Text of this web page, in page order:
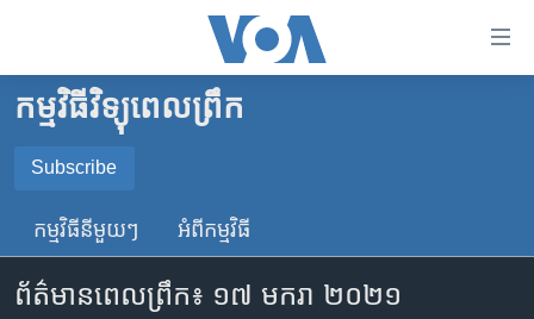
គេហទំព័រ​
ទាក់ទង
រំលង​
ទំព័រ​
ព័ត៌មាន​​
កម្ពុជា
អន្តរជាតិ
ចិន
ហេឡូវីអូអេ
កម្មវិធីវិទ្យុពេលព្រឹក
Subscribe
SUBSCRIBE
កម្មវិធី​នីមួយៗ អំពី​កម្មវិធី​
ព័ត៌មានពេលព្រឹក៖ ១៧ មករា ២០២១